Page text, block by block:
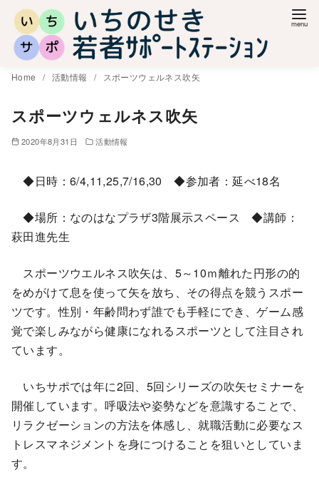
Home 活動情報 スポーツウェルネス吹矢
スポーツウェルネス吹矢
2020年8月31日 活動情報
◆日時：6/4,11,25,7/16,30 ◆参加者：延べ18名
◆場所：なのはなプラザ3階展示スペース ◆講師：
萩田進先生
スポーツウエルネス吹矢は、5～10ｍ離れた円形の的
をめがけて息を使って矢を放ち、その得点を競うスポー
ツです。性別・年齢問わず誰でも手軽にでき、ゲーム感
覚で楽しみながら健康になれるスポーツとして注目され
ています。
いちサポでは年に2回、5回シリーズの吹矢セミナーを
開催しています。呼吸法や姿勢などを意識することで、
リラクゼーションの方法を体感し、就職活動に必要なス
トレスマネジメントを身につけることを狙いとしていま
す。